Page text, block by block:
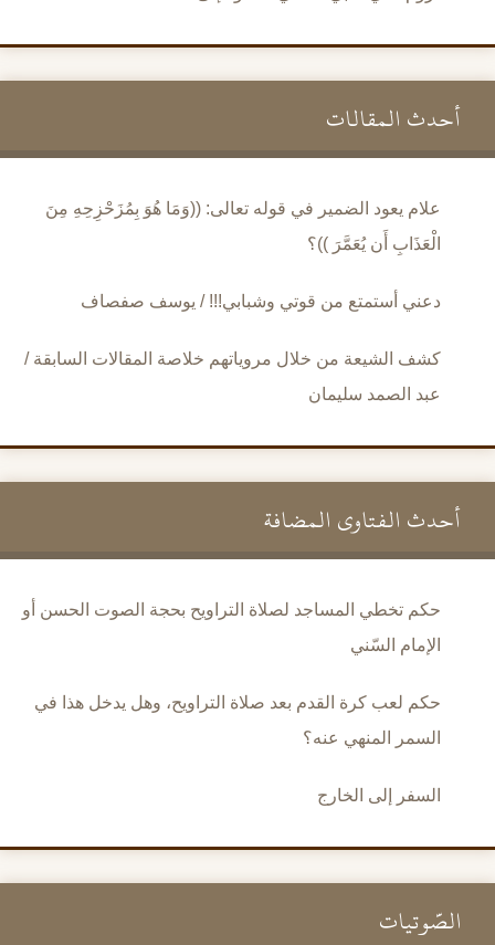
أحدث المقالات
علام يعود الضمير في قوله تعالى: ((وَمَا هُوَ بِمُزَحْزِحِهِ مِنَ
الْعَذَابِ أَن يُعَمَّرَ ))؟
دعني أستمتع من قوتي وشبابي!!! / يوسف صفصاف
كشف الشيعة من خلال مروياتهم خلاصة المقالات السابقة /
عبد الصمد سليمان
أحدث الفتاوى المضافة
حكم تخطي المساجد لصلاة التراويح بحجة الصوت الحسن أو
الإمام السّني
حكم لعب كرة القدم بعد صلاة التراويح، وهل يدخل هذا في
السمر المنهي عنه؟
السفر إلى الخارج
الصَّوتيات